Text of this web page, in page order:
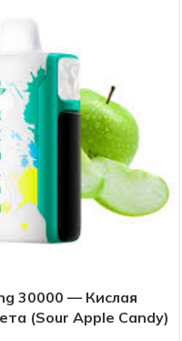
30000 — Кислая
(Sour Apple Candy)